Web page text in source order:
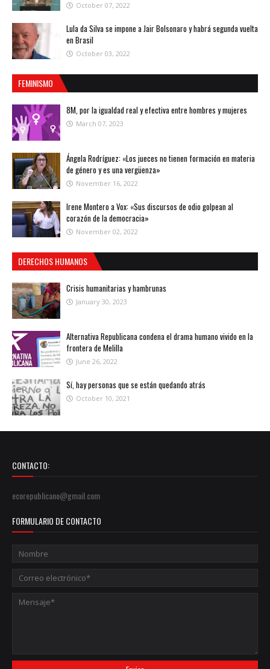
October 07, 2022
Lula da Silva se impone a Jair Bolsonaro y habrá segunda vuelta
en Brasil
October 03, 2022
FEMINISMO
8M, por la igualdad real y efectiva entre hombres y mujeres
March 07, 2023
Ángela Rodríguez: «Los jueces no tienen formación en materia
de género y es una vergüenza»
November 16, 2022
Irene Montero a Vox: «Sus discursos de odio golpean al
corazón de la democracia»
November 02, 2022
DERECHOS HUMANOS
Crisis humanitarias y hambrunas
January 30, 2023
Alternativa Republicana condena el drama humano vivido en la
frontera de Melilla
June 26, 2022
Sí, hay personas que se están quedando atrás
October 10, 2021
CONTACTO:
ecorepublicano@gmail.com
FORMULARIO DE CONTACTO